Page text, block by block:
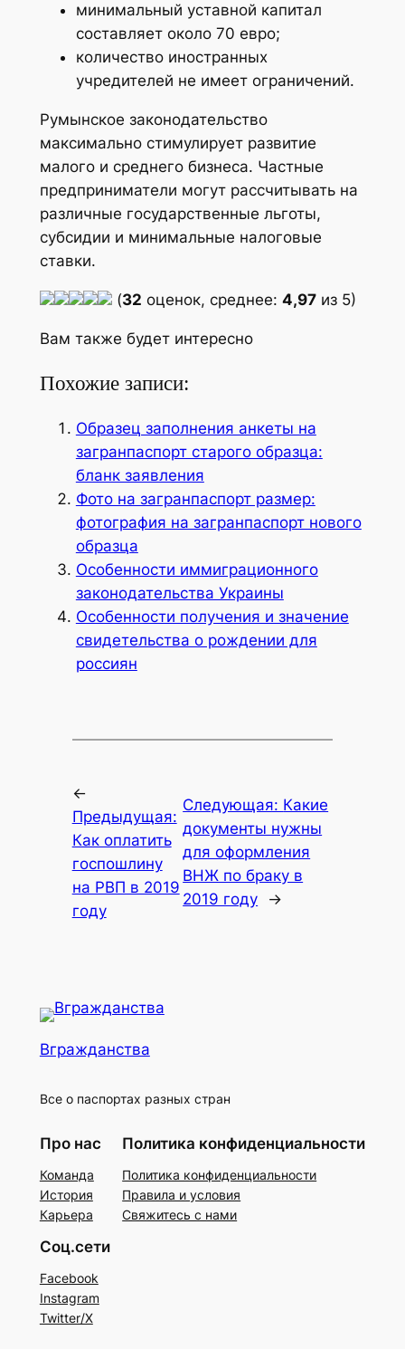
минимальный уставной капитал
составляет около 70 евро;
количество иностранных
учредителей не имеет ограничений.
Румынское законодательство
максимально стимулирует развитие
малого и среднего бизнеса. Частные
предприниматели могут рассчитывать на
различные государственные льготы,
субсидии и минимальные налоговые
ставки.
(32 оценок, среднее: 4,97из 5)
Вам также будет интересно
Похожие записи:
Образец заполнения анкеты на
загранпаспорт старого образца:
бланк заявления
Фото на загранпаспорт размер:
фотография на загранпаспорт нового
образца
Особенности иммиграционного
законодательства Украины
Особенности получения и значение
свидетельства о рождении для
россиян
←
Предыдущая:
Как оплатить
госпошлину
на РВП в 2019
году
Следующая: Какие
документы нужны
для оформления
ВНЖ по браку в
2019 году
→
Вгражданства
Все о паспортах разных стран
Про нас
Команда
История
Карьера
Политика конфиденциальности
Политика конфиденциальности
Правила и условия
Свяжитесь с нами
Соц.сети
Facebook
Instagram
Twitter/X